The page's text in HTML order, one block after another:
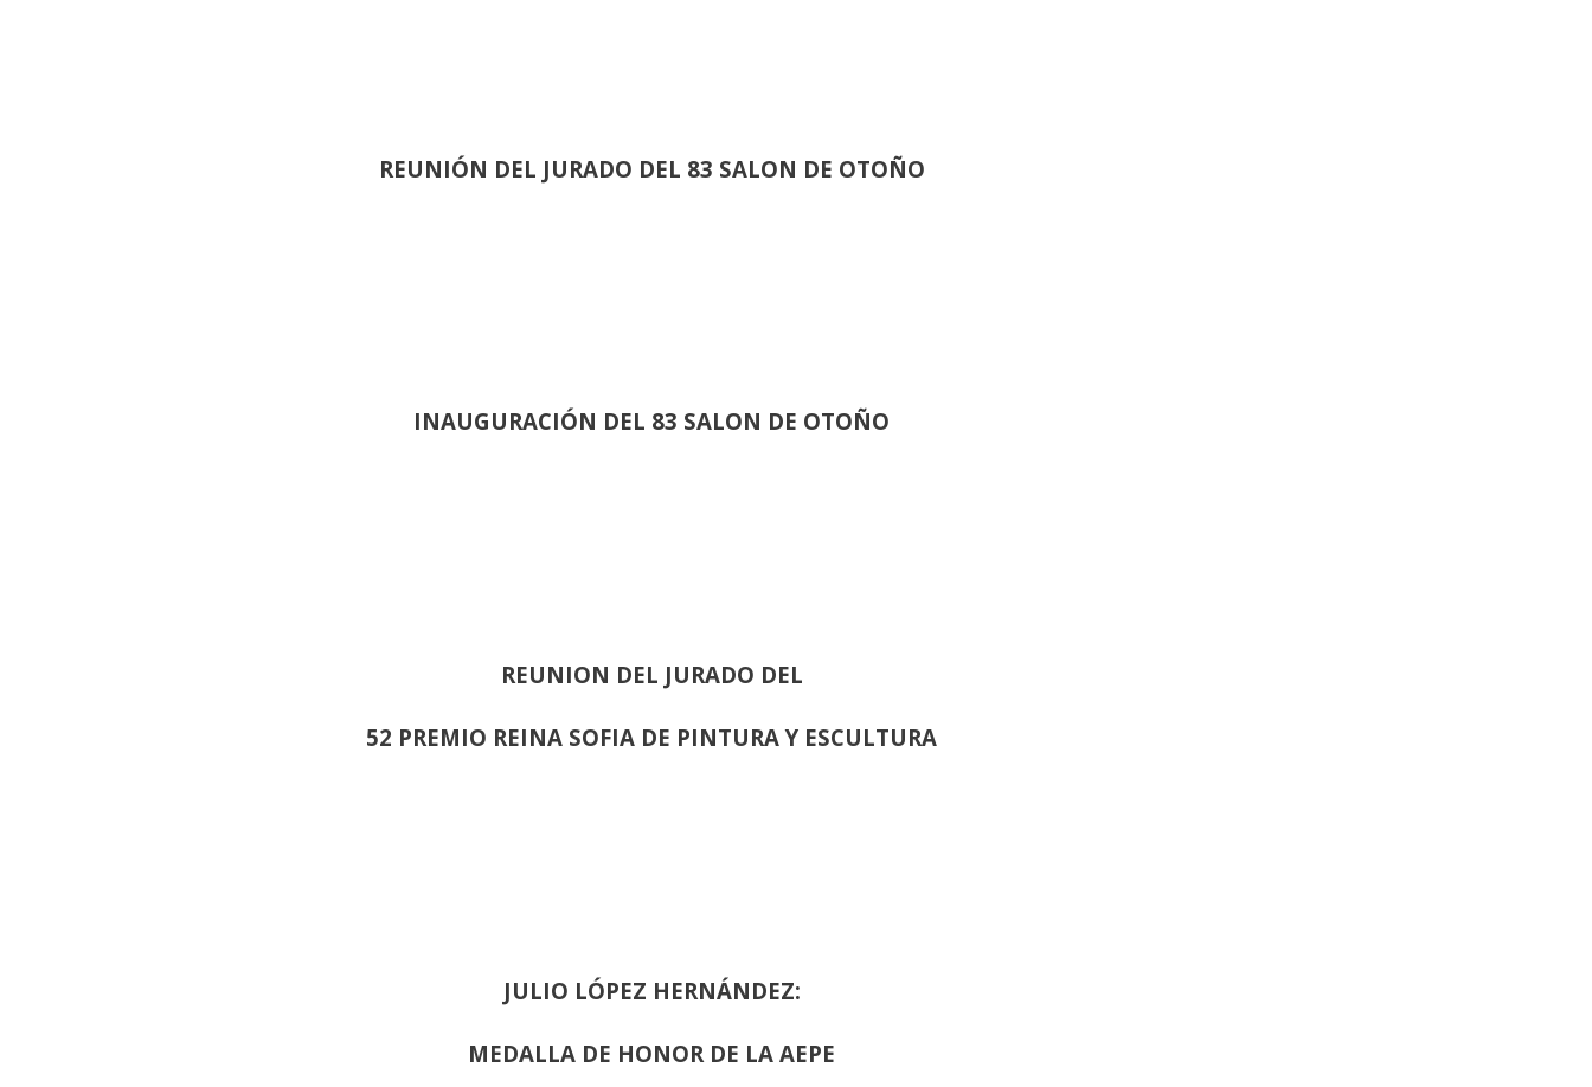
REUNIÓN DEL JURADO DEL 83 SALON DE OTOÑO
INAUGURACIÓN DEL 83 SALON DE OTOÑO
REUNION DEL JURADO DEL
52 PREMIO REINA SOFIA DE PINTURA Y ESCULTURA
JULIO LÓPEZ HERNÁNDEZ:
MEDALLA DE HONOR DE LA AEPE